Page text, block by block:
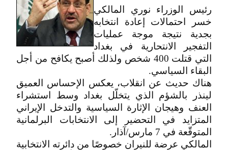
رئيس الوزراء نوري المالكي
خسر احتمالات إعادة انتخابه
بجدية نتيجة موجة عمليات
التفجير الانتحارية في بغداد
التي قتلت 400 شخص ولذلك أصبح يكافح من أجل
البقاء السياسي.
هناك حديث عن انقلاب، يعكس الإحساس العميق
لينذر بالشؤم الذي يتخلّل بغداد وسط استشراء
العنف وهيجان الإثارة السياسية والتدخل الإيراني
المتزايد في التحضير إلى الانتخابات البرلمانية
المتوقّعة في 7 مارس/آذار.
المالكي عرضة للنيران خصوصًا من دائرته الانتخابية